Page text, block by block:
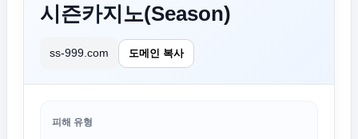
시즌카지노(Season)
ss-999.com 도메인 복사
피해 유형